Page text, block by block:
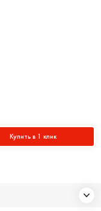
Купить в 1 клик